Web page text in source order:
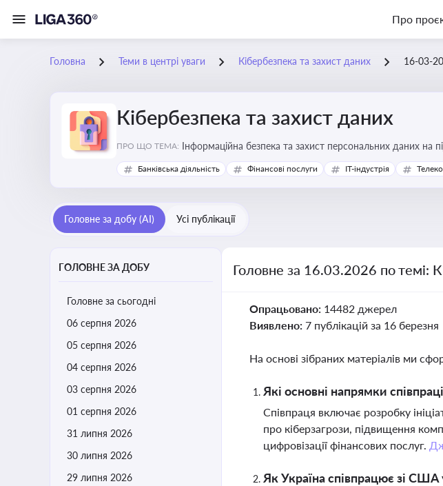
Про
Головна Теми в центрі уваги Кібербезпека та захист даних 16-03-
Кібербезпека та захист даних
ПРО ЩО ТЕМА: Інформаційна безпека та захист персональних даних на
Банківська діяльність Фінансові послуги IT-індустрія
Головне за добу (AI) Усі публікації
ГОЛОВНЕ ЗА ДОБУ
Головне за сьогодні
06 серпня 2026
05 серпня 2026
04 серпня 2026
03 серпня 2026
01 серпня 2026
31 липня 2026
30 липня 2026
29 липня 2026
Головне за 16.03.2026 по темі:
Опрацьовано: 14482 джерел
Виявлено: 7 публікацій за 16 березня
На основі зібраних матеріалів ми
Які основні напрямки
Співпраця включає розробку
про кіберзагрози, підвищення
цифровізації фінансових послуг.
Як Україна співпрацює зі США